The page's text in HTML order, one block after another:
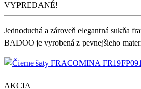
VYPREDANÉ!
Jednoduchá a zároveň elegantná sukňa
BADOO je vyrobená z pevnejšieho
AKCIA